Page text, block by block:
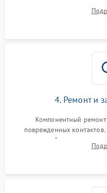
тестирование
всасывания. Оценка
4. Ремонт и
Компонентный ремонт
поврежденных
двигателей, изношенного
лидара или помпы подачи